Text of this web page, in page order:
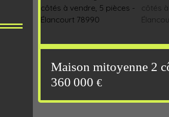
Maison mitoyenne 2
360 000€